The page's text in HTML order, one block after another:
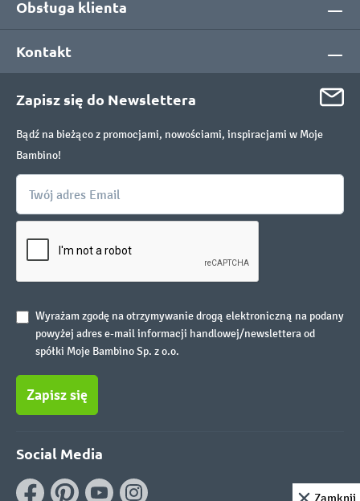
Obsługa klienta
Kontakt
Zapisz się do Newslettera
Bądź na bieżąco z promocjami, nowościami, inspiracjami w Moje
Bambino!
Wyrażam zgodę na otrzymywanie drogą elektroniczną na podany
powyżej adres e-mail informacji handlowej/newslettera od
spółki Moje Bambino Sp. z o.o.
Zapisz się
Social Media